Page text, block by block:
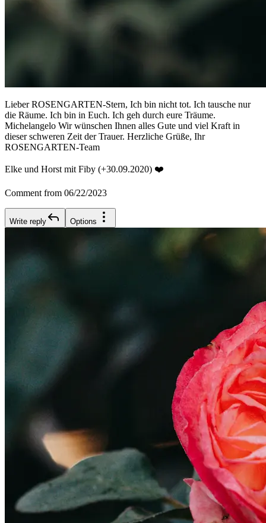
Lieber ROSENGARTEN-Stern, Ich bin nicht tot. Ich tausche nur
die Räume. Ich bin in Euch. Ich geh durch eure Träume.
Michelangelo Wir wünschen Ihnen alles Gute und viel Kraft in
dieser schweren Zeit der Trauer. Herzliche Grüße, Ihr
ROSENGARTEN-Team
Elke und Horst mit Fiby (+30.09.2020) ❤️
Comment from 06/22/2023
Write reply Options